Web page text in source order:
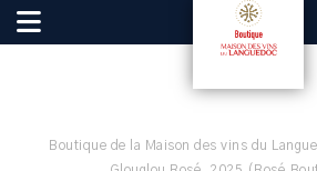
Boutique de la Maison des vins du